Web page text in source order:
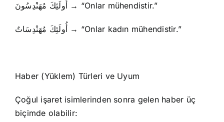
أُولَئِكَ مُهَنْدِسُونَ → “Onlar mühendistir.”
أُولَئِكَ مُهَنْدِسَاتٌ → “Onlar kadın mühendistir.”
Haber (Yüklem) Türleri ve Uyum
Çoğul işaret isimlerinden sonra gelen haber üç
biçimde olabilir: